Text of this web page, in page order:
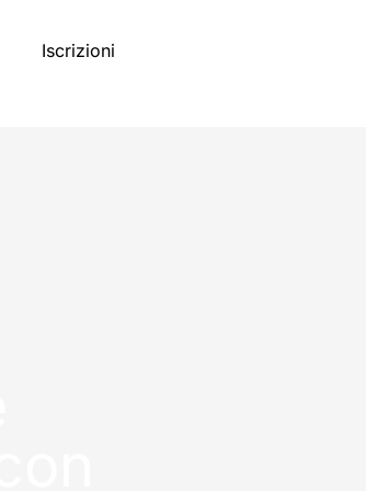
Iscrizioni